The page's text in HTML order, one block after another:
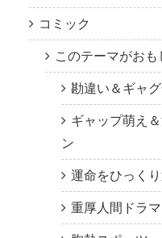
コミック
このテーマがおも
勘違い＆ギャ
ギャップ萌え
ン
運命をひっく
重厚人間ドラ